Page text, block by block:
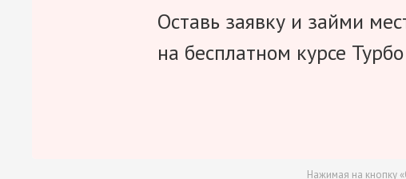
Оставь заявку и займи
на бесплатном курсе
Нажимая на кнопку